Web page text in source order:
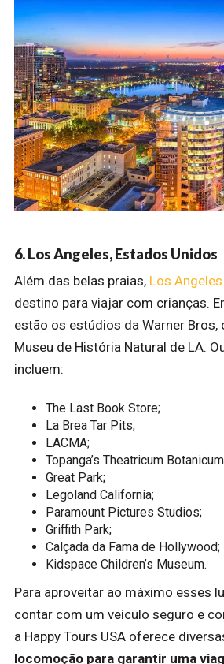
6. Los Angeles, Estados Unidos
Além das belas praias, Los Angeles
destino para viajar com crianças.
estão os estúdios da Warner Bros,
Museu de História Natural de LA.
incluem:
The Last Book Store;
La Brea Tar Pits;
LACMA;
Topanga’s Theatricum
Great Park;
Legoland California;
Paramount Pictures Studios;
Griffith Park;
Calçada da Fama de Hollywood;
Kidspace Children’s Museum.
Para aproveitar ao máximo esses
contar com um veículo seguro e
a Happy Tours USA oferece
locomoção para garantir uma